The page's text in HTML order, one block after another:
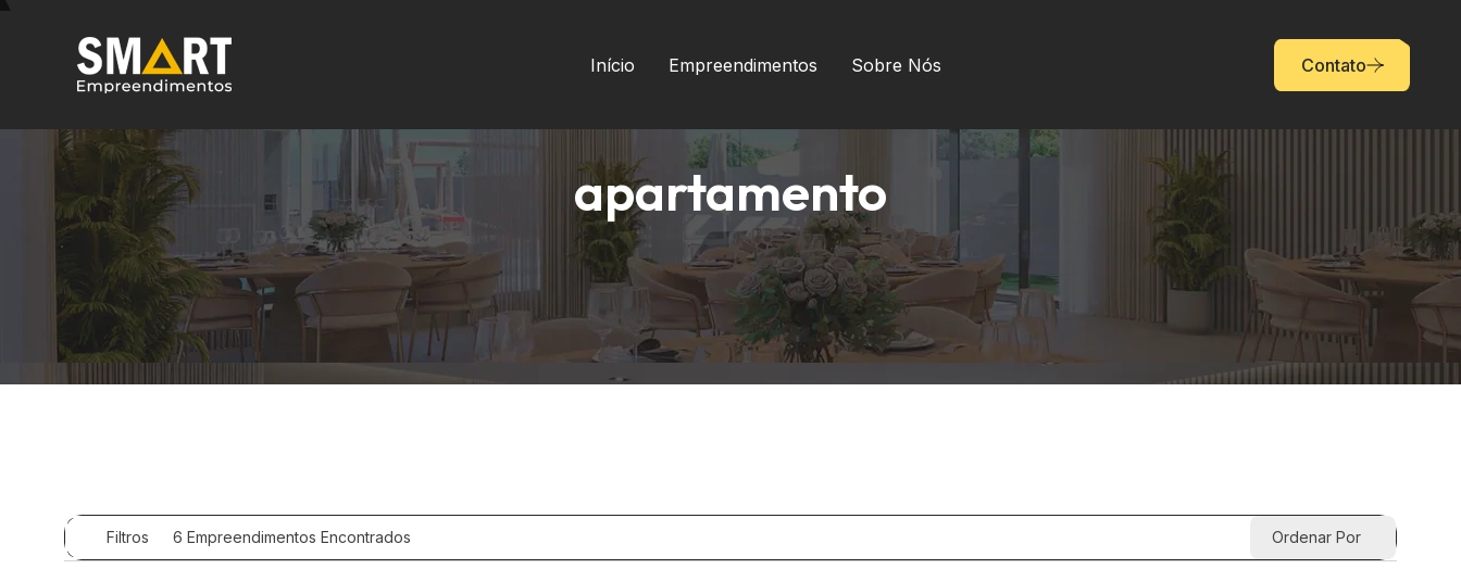
Início Empreendimentos Sobre Nós Contato
apartamento
Filtros 6 Empreendimentos Encontrados Ordenar Por